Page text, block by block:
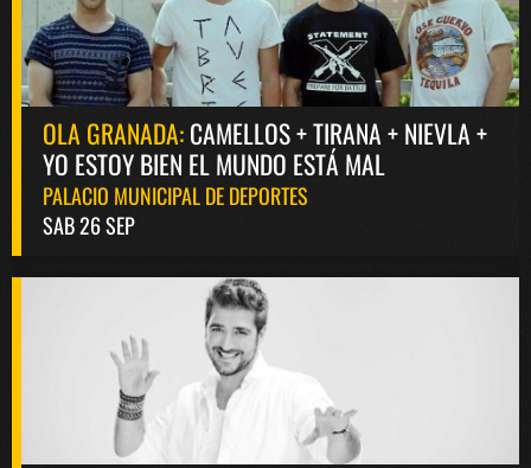
OLA GRANADA:CAMELLOS + TIRANA + NIEVLA +
YO ESTOY BIEN EL MUNDO ESTÁ MAL
PALACIO MUNICIPAL DE DEPORTES
SAB 26 SEP